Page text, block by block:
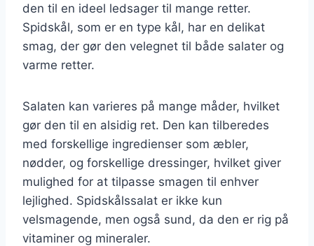
den til en ideel ledsager til mange retter.
Spidskål, som er en type kål, har en delikat
smag, der gør den velegnet til både salater og
varme retter.
Salaten kan varieres på mange måder, hvilket
gør den til en alsidig ret. Den kan tilberedes
med forskellige ingredienser som æbler,
nødder, og forskellige dressinger, hvilket giver
mulighed for at tilpasse smagen til enhver
lejlighed. Spidskålssalat er ikke kun
velsmagende, men også sund, da den er rig på
vitaminer og mineraler.